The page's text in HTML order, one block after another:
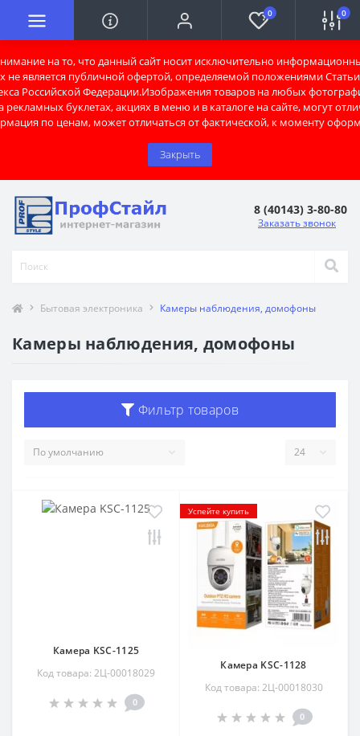
на то, что данный сайт носит исключительно
не является публичной офертой, определяемой положениями Статьи
Российской Федерации.Изображения товаров на любых
рекламных буклетах, акциях в меню и в каталоге на сайте, могут
по ценам, может отличаться от фактической, к моменту
Закрыть
0 0
8 (40143) 3-80-80
Заказать звонок
Бытовая электроника Камеры наблюдения, домофоны
Камеры наблюдения, домофоны
Фильтр товаров
Камера KSC-1125
Код товара: 2Ц-00018029
0
Успейте купить
Камера KSC-1128
Код товара: 2Ц-00018030
0